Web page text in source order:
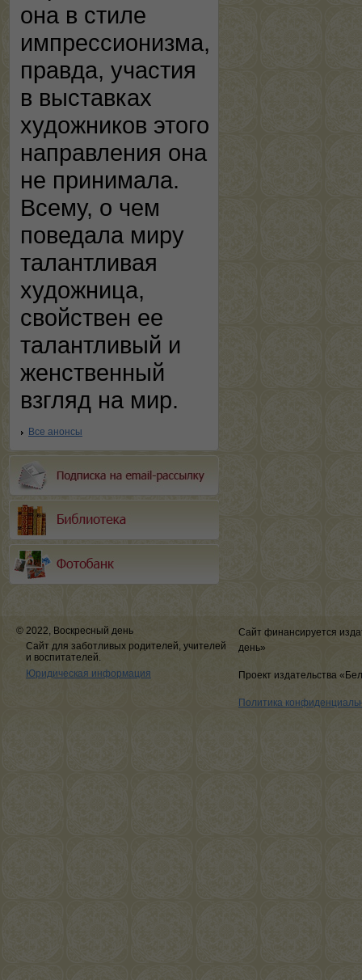
она в стиле
импрессионизма,
правда, участия
в выставках
художников этого
направления она
не принимала.
Всему, о чем
поведала миру
талантливая
художница,
свойствен ее
талантливый и
женственный
взгляд на мир.
Все анонсы
© 2022, Воскресный день
Сайт для заботливых родителей, учителей
и воспитателей.
Юридическая информация
Сайт финансируется
день»
Проект издательства
Политика